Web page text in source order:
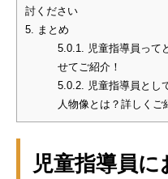
討ください
5. まとめ
5.0.1. 児童指導員って
せてご紹介！
5.0.2. 児童指導員とし
人物像とは？詳しくご
児童指導員